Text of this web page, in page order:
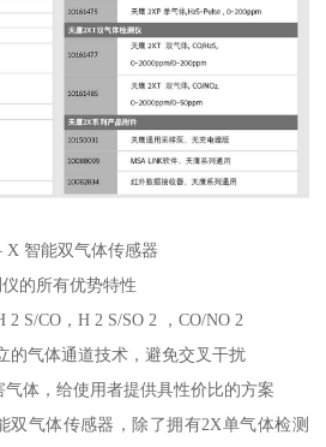
智能双气体传感器
的所有优势特性
S/CO，H 2 S/SO 2 ，CO/NO 2
气体通道技术，避免交叉干扰
体，给使用者提供具性价比的方案
双气体传感器，除了拥有2X单气体检测